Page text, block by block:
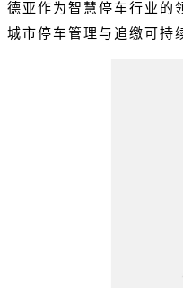
德亚作为智慧停车行业的
城市停车管理与追缴可持